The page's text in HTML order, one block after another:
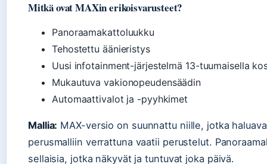
Mitkä ovat MAXin erikoisvarusteet?
Panoraamakattoluukku
Tehostettu äänieristys
Uusi infotainment-järjestelmä 13-tuumaisella
Mukautuva vakionopeudensäädin
Automaattivalot ja -pyyhkimet
Mallia: MAX-versio on suunnattu niille, jotka
perusmalliin verrattuna vaatii perustelut.
sellaisia, jotka näkyvät ja tuntuvat joka päivä.